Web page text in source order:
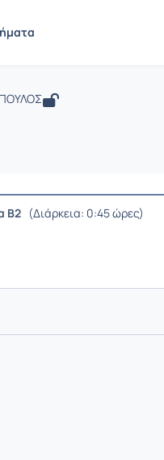
Β2 (Διάρκεια: 0:45 ώρες)